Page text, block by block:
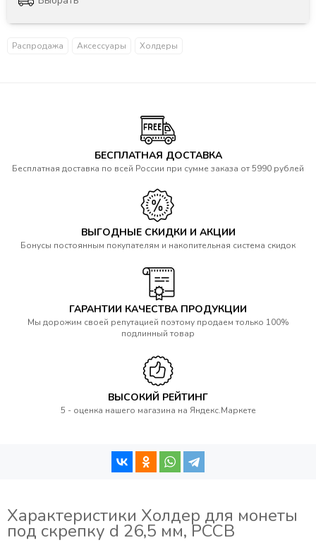
Распродажа Аксессуары Холдеры
БЕСПЛАТНАЯ ДОСТАВКА
Бесплатная доставка по всей России при сумме заказа от 5990 рублей
ВЫГОДНЫЕ СКИДКИ И АКЦИИ
Бонусы постоянным покупателям и накопительная система скидок
ГАРАНТИИ КАЧЕСТВА ПРОДУКЦИИ
Мы дорожим своей репутацией поэтому продаем только 100%
подлинный товар
ВЫСОКИЙ РЕЙТИНГ
5 - оценка нашего магазина на Яндекс.Маркете
Характеристики Холдер для монеты
под скрепку d 26,5 мм, PCCB